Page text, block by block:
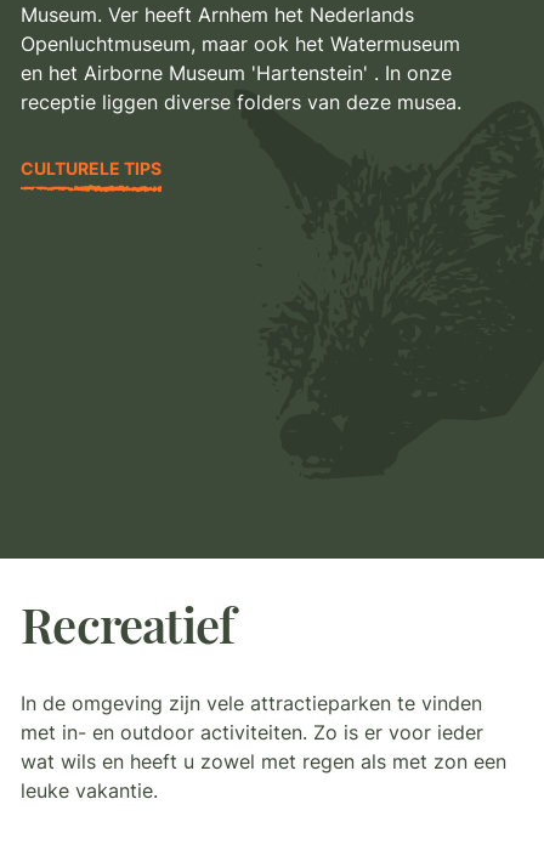
Museum. Ver heeft Arnhem het Nederlands
Openluchtmuseum, maar ook het Watermuseum
en het Airborne Museum 'Hartenstein' . In onze
receptie liggen diverse folders van deze musea.
CULTURELE TIPS
Recreatief
In de omgeving zijn vele attractieparken te vinden
met in- en outdoor activiteiten. Zo is er voor ieder
wat wils en heeft u zowel met regen als met zon een
leuke vakantie.